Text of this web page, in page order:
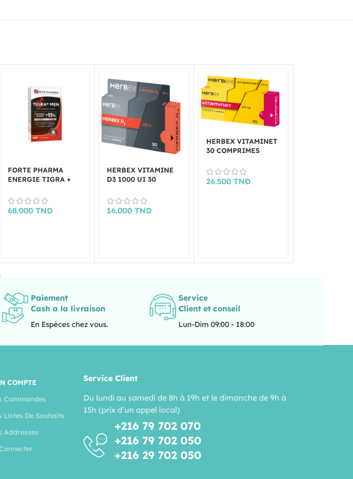
FORTE PHARMA
ENERGIE TIGRA +
32G
68.000 TND
HERBEX VITAMINE
D3 1000 UI 30
16.000TND
HERBEX VITAMINET
30 COMPRIMES
26.500 TND
Paiement
Cash a la livraison
En Espèces chez vous.
Service
Client et conseil
Lun-Dim 09:00 - 18:00
COMPTE
Commandes
Listes De Souhaits
Addresses
Service Client
Du lundi au samedi de 8h à 19h et le dimanche de 9h à
15h (prix d’un appel local)
+216 79 702 070
+216 79 702 050
+216 29 702 050